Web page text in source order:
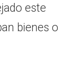
este
bienes o